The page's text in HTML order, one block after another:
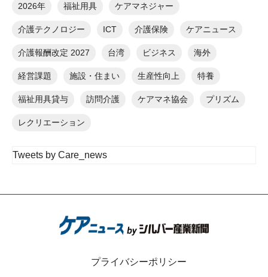
2026年 福祉用具 ケアマネジャー
介護テクノロジー ICT 介護保険 ケアニュース
介護報酬改定 2027 台湾 ビジネス 海外
経営課題 施設・住まい 生産性向上 特養
福祉用具貸与 訪問介護 ケアマネ協会 プリズム
レクリエーション
Tweets by Care_news
プライバシーポリシー